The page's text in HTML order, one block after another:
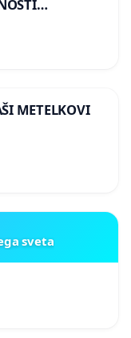
METELKOVI
sveta